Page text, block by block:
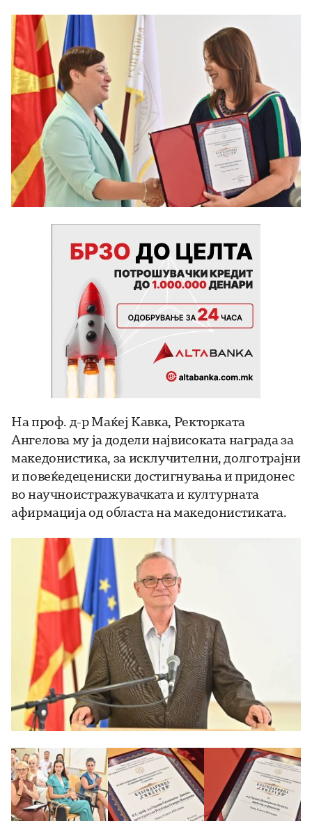
На проф. д-р Маќеј Кавка, Ректорката
Ангелова му ја додели највисоката награда за
македонистика, за исклучителни, долготрајни
и повеќедецениски достигнувања и придонес
во научноистражувачката и културната
афирмација од областа на македонистиката.